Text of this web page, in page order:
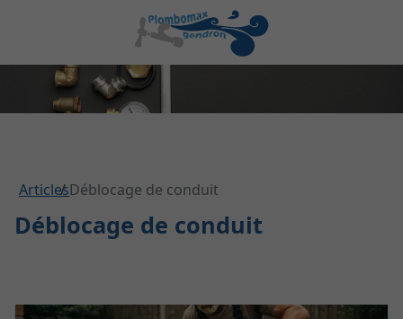
ArticlesDéblocage de conduit
Déblocage de conduit